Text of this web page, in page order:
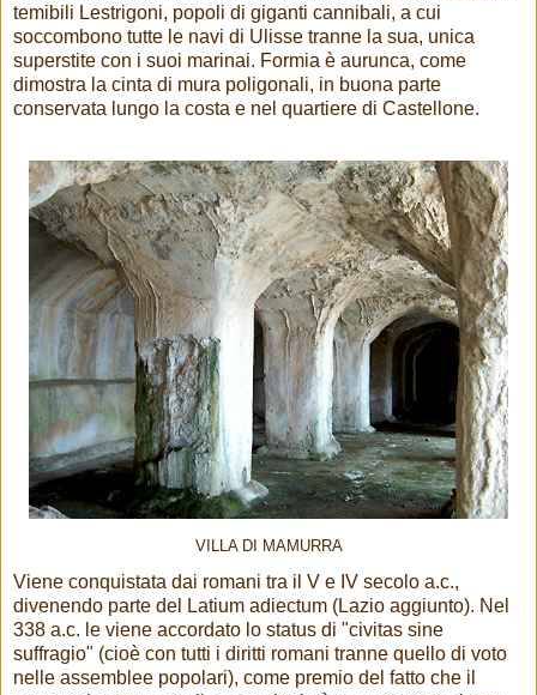
temibili Lestrigoni, popoli di giganti cannibali, a cui
soccombono tutte le navi di Ulisse tranne la sua, unica
superstite con i suoi marinai. Formia è aurunca, come
dimostra la cinta di mura poligonali, in buona parte
conservata lungo la costa e nel quartiere di Castellone.
VILLA DI MAMURRA
Viene conquistata dai romani tra il V e IV secolo a.c.,
divenendo parte del Latium adiectum (Lazio aggiunto). Nel
338 a.c. le viene accordato lo status di "civitas sine
suffragio" (cioè con tutti i diritti romani tranne quello di voto
nelle assemblee popolari), come premio del fatto che il